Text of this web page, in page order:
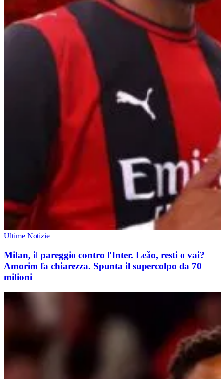
Ultime Notizie
Milan, il pareggio contro l'Inter. Leão, resti o vai?
Amorim fa chiarezza. Spunta il supercolpo da 70
milioni